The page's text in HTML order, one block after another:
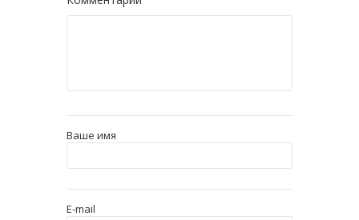
Ваше имя
E-mail